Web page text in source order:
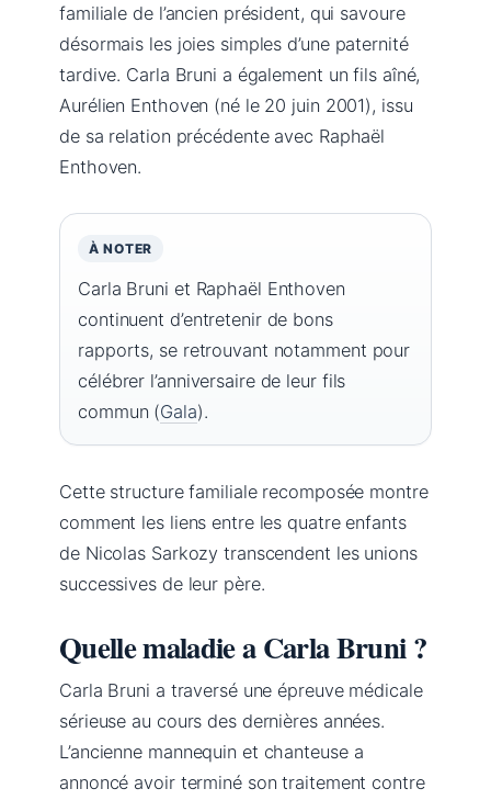
familiale de l’ancien président, qui savoure
désormais les joies simples d’une paternité
tardive. Carla Bruni a également un fils aîné,
Aurélien Enthoven (né le 20 juin 2001), issu
de sa relation précédente avec Raphaël
Enthoven.
À NOTER
Carla Bruni et Raphaël Enthoven
continuent d’entretenir de bons
rapports, se retrouvant notamment pour
célébrer l’anniversaire de leur fils
commun (Gala).
Cette structure familiale recomposée montre
comment les liens entre les quatre enfants
de Nicolas Sarkozy transcendent les unions
successives de leur père.
Quelle maladie a Carla Bruni ?
Carla Bruni a traversé une épreuve médicale
sérieuse au cours des dernières années.
L’ancienne mannequin et chanteuse a
annoncé avoir terminé son traitement contre